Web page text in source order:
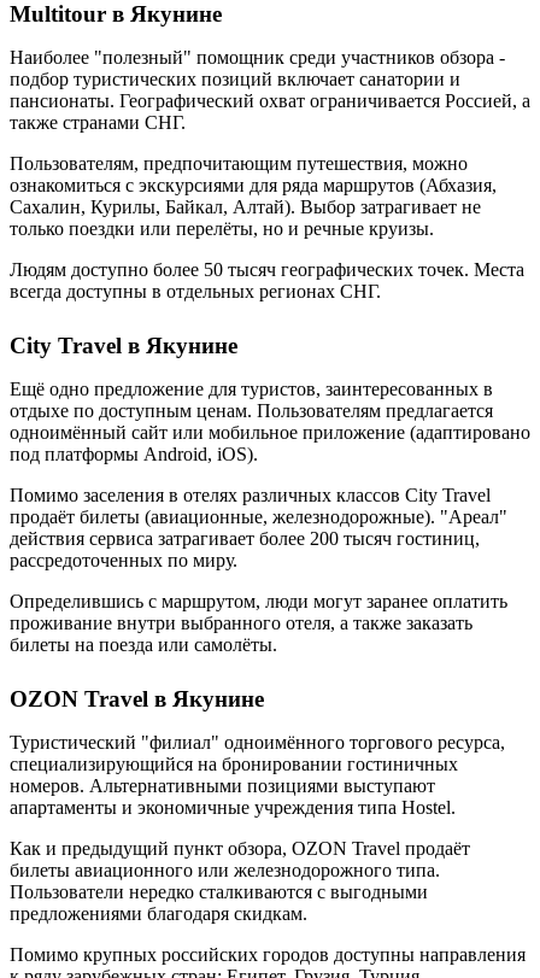
Multitour в Якунине
Наиболее "полезный" помощник среди участников обзора -
подбор туристических позиций включает санатории и
пансионаты. Географический охват ограничивается Россией, а
также странами СНГ.
Пользователям, предпочитающим путешествия, можно
ознакомиться с экскурсиями для ряда маршрутов (Абхазия,
Сахалин, Курилы, Байкал, Алтай). Выбор затрагивает не
только поездки или перелёты, но и речные круизы.
Людям доступно более 50 тысяч географических точек. Места
всегда доступны в отдельных регионах СНГ.
City Travel в Якунине
Ещё одно предложение для туристов, заинтересованных в
отдыхе по доступным ценам. Пользователям предлагается
одноимённый сайт или мобильное приложение (адаптировано
под платформы Android, iOS).
Помимо заселения в отелях различных классов City Travel
продаёт билеты (авиационные, железнодорожные). "Ареал"
действия сервиса затрагивает более 200 тысяч гостиниц,
рассредоточенных по миру.
Определившись с маршрутом, люди могут заранее оплатить
проживание внутри выбранного отеля, а также заказать
билеты на поезда или самолёты.
OZON Travel в Якунине
Туристический "филиал" одноимённого торгового ресурса,
специализирующийся на бронировании гостиничных
номеров. Альтернативными позициями выступают
апартаменты и экономичные учреждения типа Hostel.
Как и предыдущий пункт обзора, OZON Travel продаёт
билеты авиационного или железнодорожного типа.
Пользователи нередко сталкиваются с выгодными
предложениями благодаря скидкам.
Помимо крупных российских городов доступны направления